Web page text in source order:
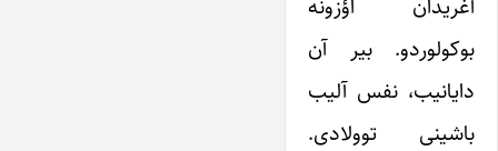
بوکولوردو. بیر آن
دایانیب، نفس آلیب
باشینی توولادی.